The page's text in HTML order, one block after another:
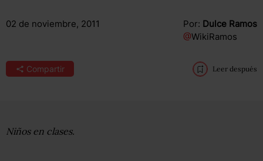
02 de noviembre, 2011 Por: Dulce Ramos
@WikiRamos
Compartir Leer después
Niños en clases.